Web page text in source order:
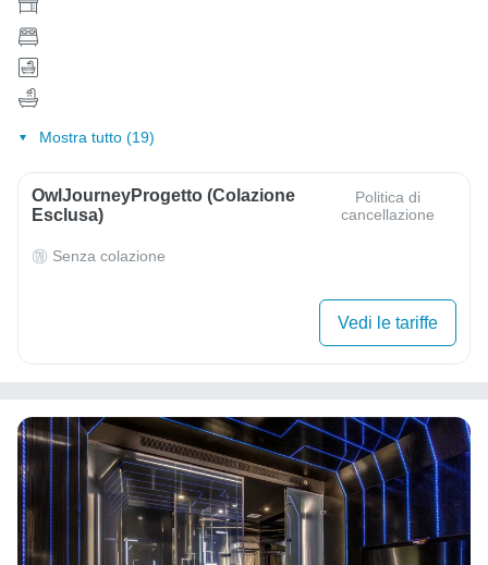
Mostra tutto (19)
OwlJourneyProgetto (colazione
Esclusa)
Politica di
cancellazione
Senza colazione
Vedi le tariffe